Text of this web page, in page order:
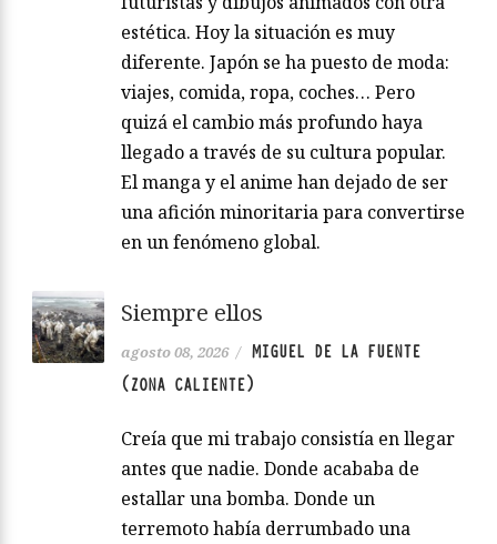
estética. Hoy la situación es muy
diferente. Japón se ha puesto de moda:
viajes, comida, ropa, coches… Pero
quizá el cambio más profundo haya
llegado a través de su cultura popular.
El manga y el anime han dejado de ser
una afición minoritaria para convertirse
en un fenómeno global.
Siempre ellos
agosto 08, 2026 / MIGUEL DE LA FUENTE
(ZONA CALIENTE)
Creía que mi trabajo consistía en llegar
antes que nadie. Donde acababa de
estallar una bomba. Donde un
terremoto había derrumbado una